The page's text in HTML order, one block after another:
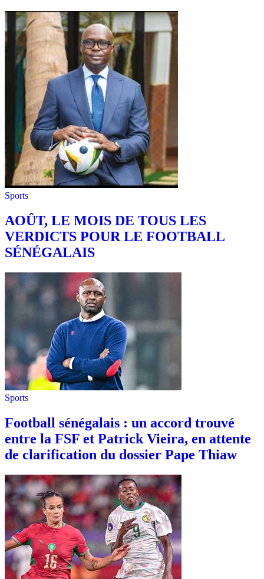
Sports
AOÛT, LE MOIS DE TOUS LES
VERDICTS POUR LE FOOTBALL
SÉNÉGALAIS
Sports
Football sénégalais : un accord trouvé
entre la FSF et Patrick Vieira, en attente
de clarification du dossier Pape Thiaw